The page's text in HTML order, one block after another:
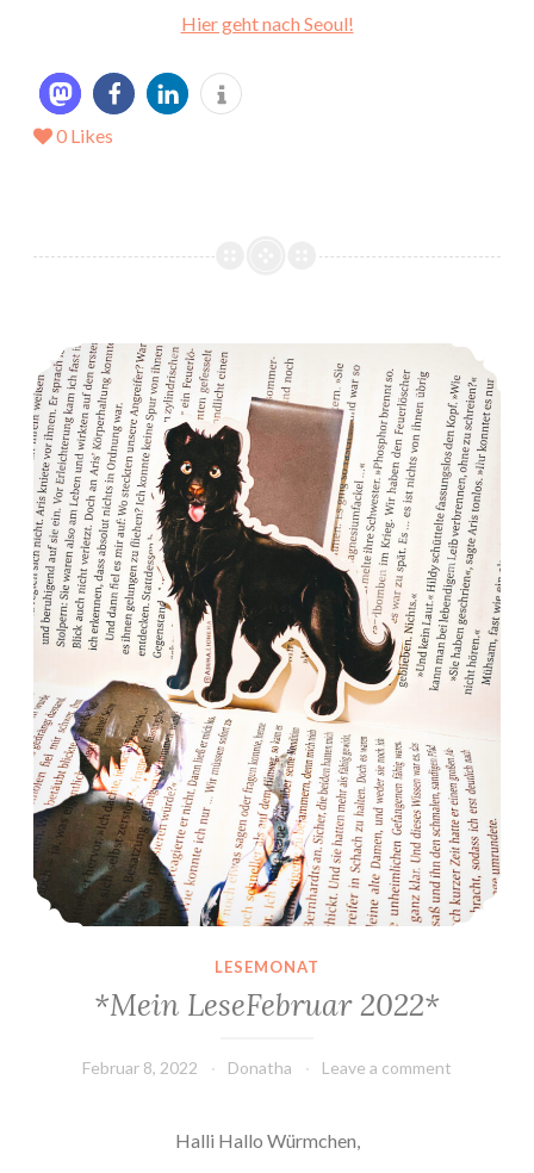
Hier geht nach Seoul!
0 Likes
*Mein LeseFebruar 2022*
LESEMONAT
*Mein LeseFebruar 2022*
Februar 8, 2022 Donatha Leave a comment
Halli Hallo Würmchen,